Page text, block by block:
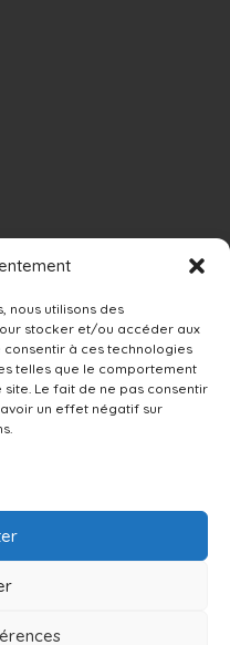
nous utilisons des
stocker et/ou accéder aux
à ces technologies
telles que le comportement
site. Le fait de ne pas consentir
un effet négatif sur
Montréal, QC H1A